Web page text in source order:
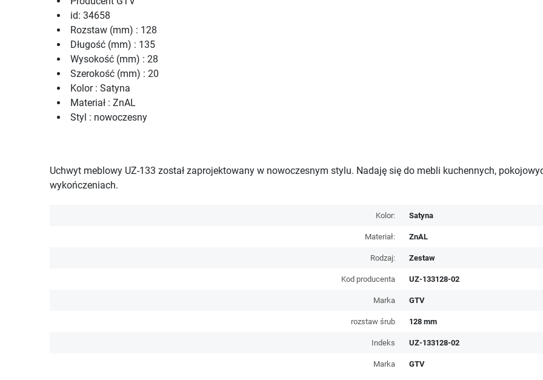
id: 34658
Rozstaw (mm) : 128
Długość (mm) : 135
Wysokość (mm) : 28
Szerokość (mm) : 20
Kolor : Satyna
Materiał : ZnAL
Styl : nowoczesny
Uchwyt meblowy UZ-133 został zaprojektowany w nowoczesnym stylu. Nadaję się do mebli kuchennych,
wykończeniach.
Kolor: Satyna
Materiał: ZnAL
Rodzaj: Zestaw
Kod producenta UZ-133128-02
Marka GTV
rozstaw śrub 128 mm
Indeks UZ-133128-02
Marka GTV